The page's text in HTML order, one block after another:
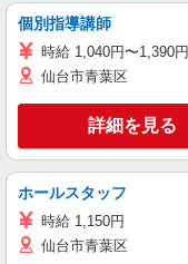
個別指導講師
時給 1,040円〜1,390円
仙台市青葉区
詳細を見る
ホールスタッフ
時給 1,150円
仙台市青葉区